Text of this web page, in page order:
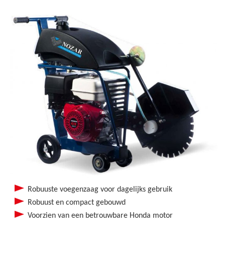
Robuuste voegenzaag voor dagelijks gebruik
Robuust en compact gebouwd
Voorzien van een betrouwbare Honda motor